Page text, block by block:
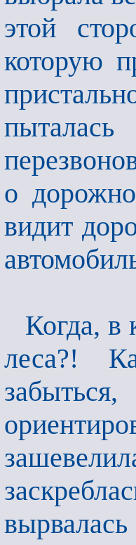
этой
которую
о
видит
Когда, в
леса?!